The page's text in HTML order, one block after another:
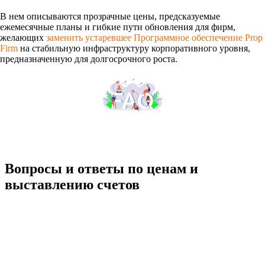
В нем описываются прозрачные цены, предсказуемые
ежемесячные планы и гибкие пути обновления для фирм,
желающих заменить устаревшее Программное обеспечение Prop
Firm на стабильную инфраструктуру корпоративного уровня,
предназначенную для долгосрочного роста.
Вопросы и ответы по ценам и
выставлению счетов